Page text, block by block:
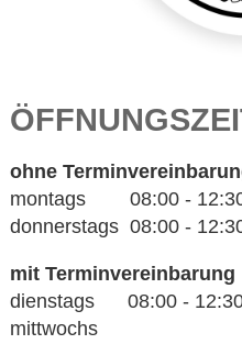
ohne
montags 08:00 - 12:30
donnerstags 08:00 -
mit Terminvereinbarung
dienstags 08:00 - 12:30
mittwochs